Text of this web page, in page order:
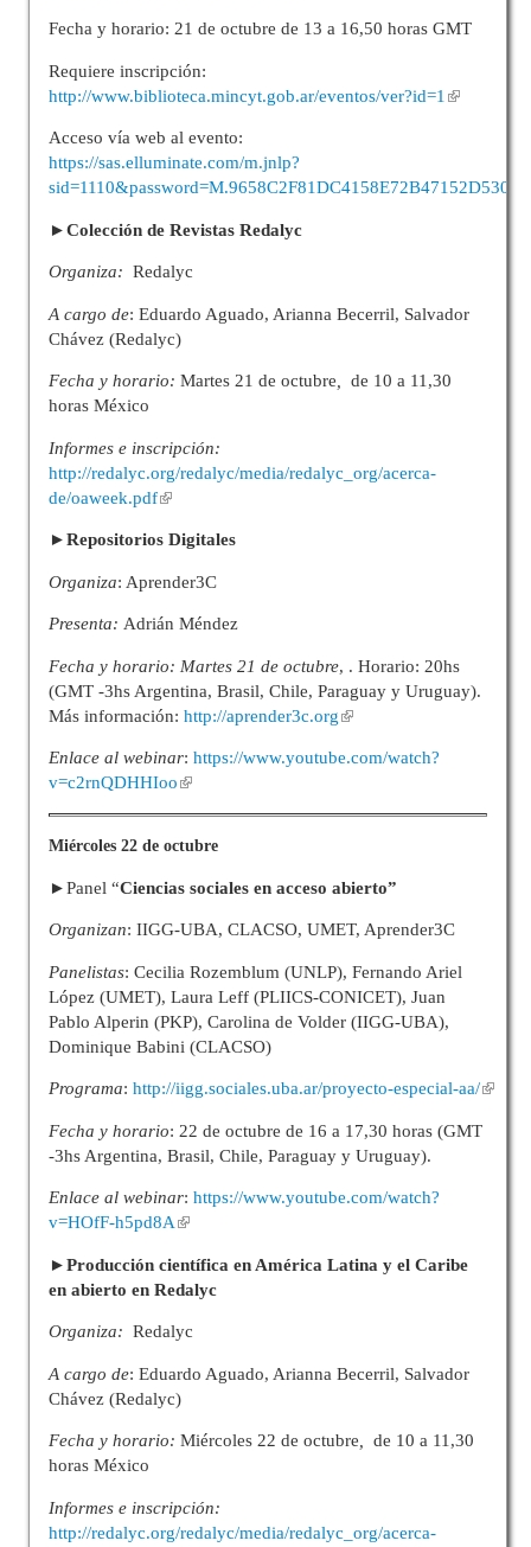
Fecha y horario: 21 de octubre de 13 a 16,50 horas GMT
Requiere inscripción:
http://www.biblioteca.mincyt.gob.ar/eventos/ver?id=1
Acceso vía web al evento:
https://sas.elluminate.com/m.jnlp?
sid=1110&password=M.9658C2F81DC4158E72B47152D53006
►Colección de Revistas Redalyc
Organiza: Redalyc
A cargo de: Eduardo Aguado, Arianna Becerril, Salvador
Chávez (Redalyc)
Fecha y horario: Martes 21 de octubre
de 10 a 11,30
horas México
Informes e inscripción:
http://redalyc.org/redalyc/media/redalyc_org/acerca-
de/oaweek.pdf
►Repositorios Digitales
Organiza: Aprender3C
Presenta: Adrián Méndez
Fecha y horario: Martes 21 de octubre, . Horario: 20hs
(GMT -3hs Argentina, Brasil, Chile, Paraguay y Uruguay).
Más información: http://aprender3c.org
Enlace al webinar: https://www.youtube.com/watch?
v=c2rnQDHHIoo
Miércoles 22 de octubre
►Panel “Ciencias sociales en acceso abierto”
Organizan: IIGG-UBA, CLACSO, UMET, Aprender3C
Panelistas: Cecilia Rozemblum (UNLP), Fernando Ariel
López (UMET), Laura Leff (PLIICS-CONICET), Juan
Pablo Alperin (PKP), Carolina de Volder (IIGG-UBA),
Dominique Babini (CLACSO)
Programa: http://iigg.sociales.uba.ar/proyecto-especial-aa/
Fecha y horario: 22 de octubre de 16 a 17,30 horas (GMT
-3hs Argentina, Brasil, Chile, Paraguay y Uruguay).
Enlace al webinar: https://www.youtube.com/watch?
v=HOfF-h5pd8A
►Producción científica en América Latina y el Caribe
en abierto en Redalyc
Organiza: Redalyc
A cargo de: Eduardo Aguado, Arianna Becerril, Salvador
Chávez (Redalyc)
Fecha y horario: Miércoles 22 de octubre
de 10 a 11,30
horas México
Informes e inscripción:
http://redalyc.org/redalyc/media/redalyc_org/acerca-